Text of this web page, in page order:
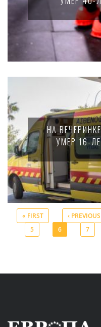
НА
УМЕР 16-
Pages
« FIRST ‹ PREVIOUS
5
6 7